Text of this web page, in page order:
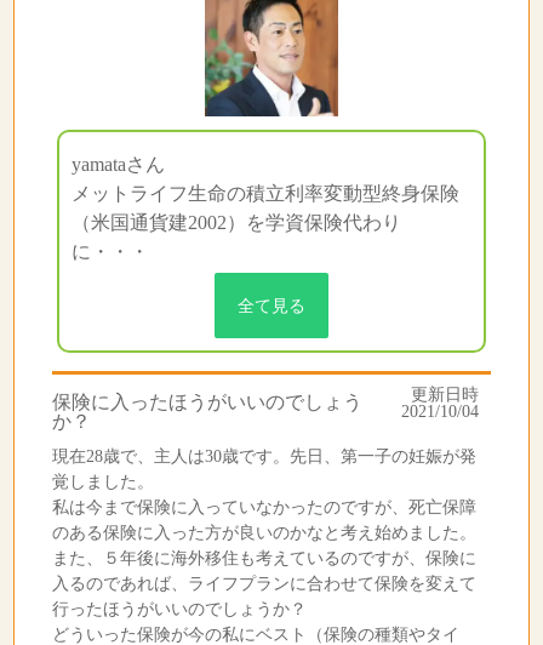
yamataさん
メットライフ生命の積立利率変動型終身保険
（米国通貨建2002）を学資保険代わり
に・・・
全て見る
保険に入ったほうがいいのでしょう
か？
更新日時
2021/10/04
現在28歳で、主人は30歳です。先日、第一子の妊娠が発
覚しました。
私は今まで保険に入っていなかったのですが、死亡保障
のある保険に入った方が良いのかなと考え始めました。
また、５年後に海外移住も考えているのですが、保険に
入るのであれば、ライフプランに合わせて保険を変えて
行ったほうがいいのでしょうか？
どういった保険が今の私にベスト（保険の種類やタイ